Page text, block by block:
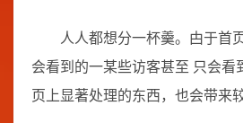
人人都想分一杯羹。甴于首
会看到的一某些访客甚至 只会看
页上显著处理的东西，也会带来